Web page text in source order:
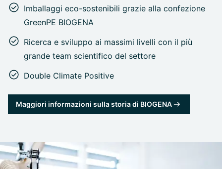
Imballaggi eco-sostenibili grazie alla confezione
GreenPE BIOGENA
Ricerca e sviluppo ai massimi livelli con il più
grande team scientifico del settore
Double Climate Positive
Maggiori informazioni sulla storia di BIOGENA